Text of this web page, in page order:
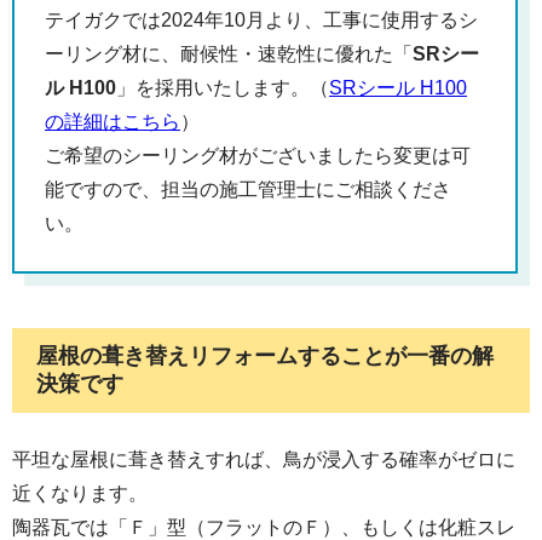
テイガクでは2024年10月より、工事に使用するシ
ーリング材に、耐候性・速乾性に優れた「 SRシー
ル H100 」を採用いたします。（SRシール H100
の詳細はこちら ）
ご希望のシーリング材がございましたら変更は可
能ですので、担当の施工管理士にご相談くださ
い。
屋根の葺き替えリフォームすることが一番の解
決策です
平坦な屋根に葺き替えすれば、鳥が浸入する確率がゼロに
近くなります。
陶器瓦では「Ｆ」型（フラットのＦ）、もしくは化粧スレ